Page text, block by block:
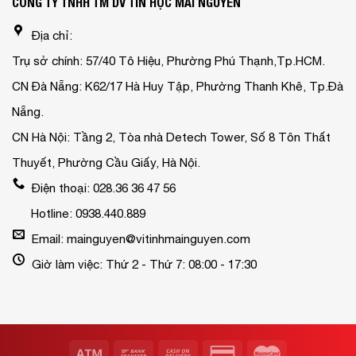
Địa chỉ:
Trụ sở chính: 57/40 Tô Hiệu, Phường Phú Thạnh,Tp.HCM.
CN Đà Nẵng: K62/17 Hà Huy Tập, Phường Thanh Khê, Tp.Đà
Nẵng.
CN Hà Nội: Tầng 2, Tòa nhà Detech Tower, Số 8 Tôn Thất
Thuyết, Phường Cầu Giấy, Hà Nội.
Điện thoại: 028.36 36 47 56
Hotline: 0938.440.889
Email: mainguyen@vitinhmainguyen.com
Giờ làm việc: Thứ 2 - Thứ 7: 08:00 - 17:30